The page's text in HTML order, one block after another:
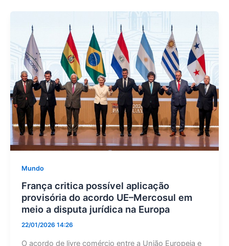
Mundo
França critica possível aplicação
provisória do acordo UE–Mercosul em
meio a disputa jurídica na Europa
22/01/2026 14:26
O acordo de livre comércio entre a União Europeia e